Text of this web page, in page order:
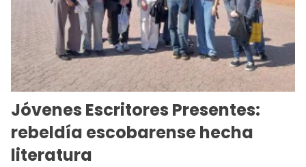
Jóvenes Escritores Presentes:
rebeldía escobarense hecha
literatura